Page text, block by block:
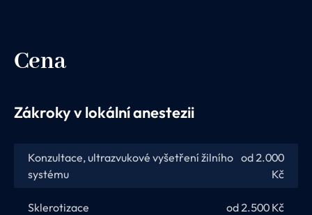
Cena
Zákroky v lokální anestezii
Konzultace, ultrazvukové vyšetření žilního
systému
od 2.000
Kč
Sklerotizace od 2.500 Kč